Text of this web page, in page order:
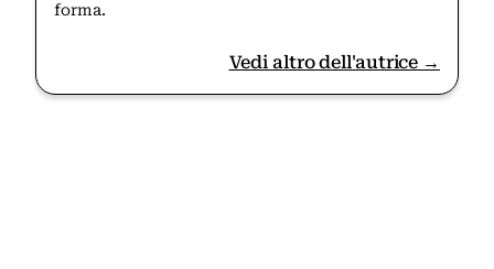
forma.
Vedi altro dell'autrice →